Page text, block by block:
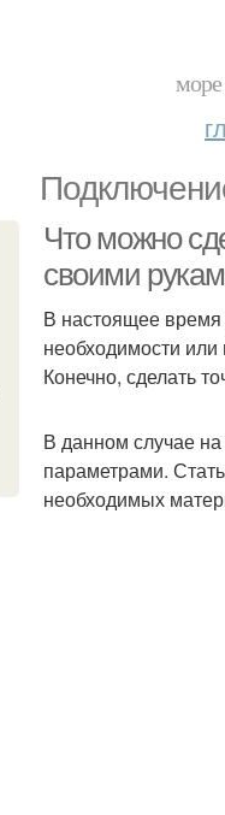
Что можно
своими
В настоящее время
необходимости или
Конечно, сделать
В данном случае
параметрами.
необходимых